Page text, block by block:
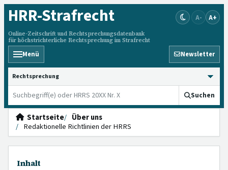
HRR-Strafrecht
Online-Zeitschrift und Rechtsprechungsdatenbank
für höchstrichterliche Rechtsprechung im Strafrecht
A- A+
Menü Newsletter
HRRS durchsuchen
Suchen
Startseite
Über uns
Redaktionelle Richtlinien der HRRS
Inhalt